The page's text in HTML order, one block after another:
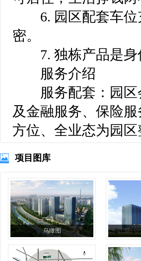
6. 园区配套车位
密。
7. 独栋产品是身
服务介绍
服务配套：园区
及金融服务、保险
方位、全业态为园
项目图库
鸟瞰图